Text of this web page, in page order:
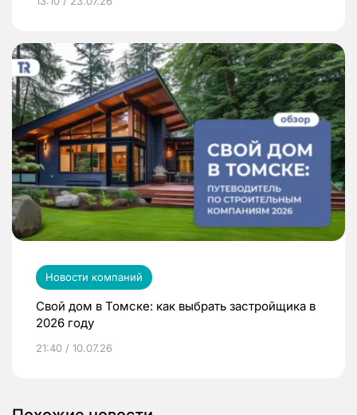
Новости компаний
Свой дом в Томске: как выбрать застройщика в
2026 году
21:40 / 10.07.26